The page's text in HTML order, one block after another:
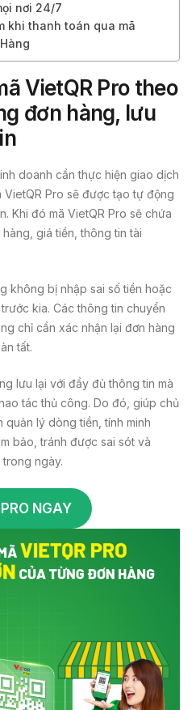
nơi 24/7
khi thanh toán qua mã
VietQR Pro theo
đơn hàng, lưu
doanh cần thực hiện giao dịch
VietQR Pro sẽ được tạo tự động
Khi đó mã VietQR Pro sẽ chứa
giá tiền, thông tin tài
không bị nhập sai số tiền hoặc
kia. Các thông tin chuyển
chỉ cần xác nhận lại đơn hàng
tất.
lưu lại với đầy đủ thông tin mà
tác thủ công. Do đó, giúp chủ
quản lý dòng tiền, tính minh
bảo, tránh được sai sót và
ngày.
NGAY